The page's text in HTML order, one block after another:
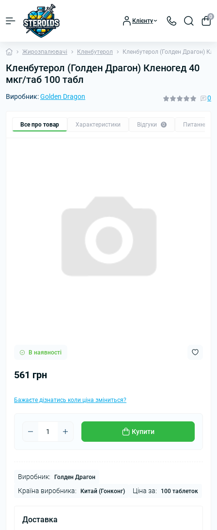
Клієнту
0
Жирозпалювачі Кленбутерол Кленбутерол (Голден Драгон)
Кленбутерол (Голден Драгон) Кленогед 40
мкг/таб 100 табл
Виробник:Golden Dragon 0
Все про товар Характеристики Відгуки 0 Питання
В наявності
561 грн
Бажаєте дізнатись коли ціна зміниться?
Купити
Виробник: Голден Драгон
Країна виробника: Китай (Гонконг) Ціна за: 100 таблеток
Доставка